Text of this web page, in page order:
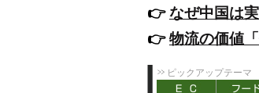
👉️なぜ中国は
👉️物流の価値
ピックアップテーマ